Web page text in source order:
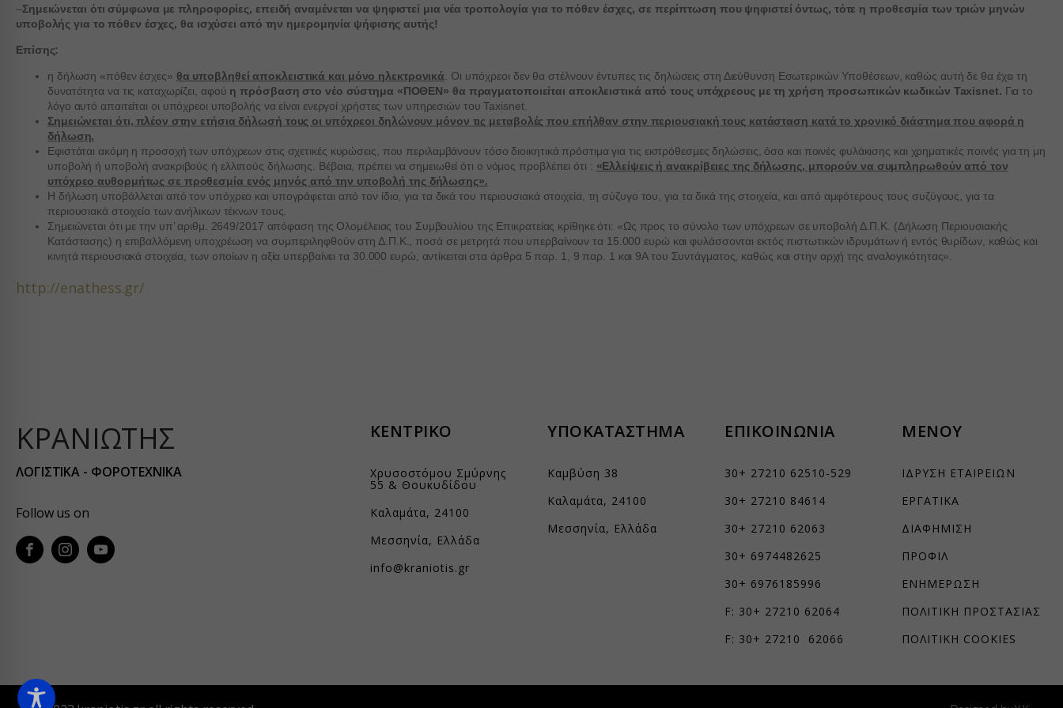
–Σημειώνεται ότι σύμφωνα με πληροφορίες, επειδή αναμένεται να ψηφιστεί μια νέα τροπολογία για το πόθεν έσχες, σε περίπτωση που ψηφιστεί όντως, τότε η προθεσμία των τριών μηνών
υποβολής για το πόθεν έσχες, θα ισχύσει από την ημερομηνία ψήφισης αυτής!
Επίσης:
η δήλωση «πόθεν έσχες» θα υποβληθεί αποκλειστικά και μόνο ηλεκτρονικά. Οι υπόχρεοι δεν θα στέλνουν έντυπες τις δηλώσεις στη Διεύθυνση Εσωτερικών Υποθέσεων, καθώς αυτή δε θα έχει τη
δυνατότητα να τις καταχωρίζει, αφού η πρόσβαση στο νέο σύστημα «ΠΟΘΕΝ» θα πραγματοποιείται αποκλειστικά από τους υπόχρεους με τη χρήση προσωπικών κωδικών Taxisnet. Για το
λόγο αυτό απαιτείται οι υπόχρεοι υποβολής να είναι ενεργοί χρήστες των υπηρεσιών του Taxisnet.
Σημειώνεται ότι, πλέον στην ετήσια δήλωσή τους οι υπόχρεοι δηλώνουν μόνον τις μεταβολές που επήλθαν στην περιουσιακή τους κατάσταση κατά το χρονικό διάστημα που αφορά η
δήλωση.
Εφιστάται ακόμη η προσοχή των υπόχρεων στις σχετικές κυρώσεις, που περιλαμβάνουν τόσο διοικητικά πρόστιμα για τις εκπρόθεσμες δηλώσεις, όσο και ποινές φυλάκισης και χρηματικές ποινές για τη μη
υποβολή ή υποβολή ανακριβούς ή ελλιπούς δήλωσης. Βέβαια, πρέπει να σημειωθεί ότι ο νόμος προβλέπει ότι : «Ελλείψεις ή ανακρίβειες της δήλωσης, μπορούν να συμπληρωθούν από τον
υπόχρεο αυθορμήτως σε προθεσμία ενός μηνός από την υποβολή της δήλωσης».
Η δήλωση υποβάλλεται από τον υπόχρεο και υπογράφεται από τον ίδιο, για τα δικά του περιουσιακά στοιχεία, τη σύζυγο του, για τα δικά της στοιχεία, και από αμφότερους τους συζύγους, για τα
περιουσιακά στοιχεία των ανήλικων τέκνων τους.
Σημειώνεται ότι με την υπ’ αριθμ. 2649/2017 απόφαση της Ολομέλειας του Συμβουλίου της Επικρατείας κρίθηκε ότι: «Ως προς το σύνολο των υπόχρεων σε υποβολή Δ.Π.Κ. (Δήλωση Περιουσιακής
Κατάστασης) η επιβαλλόμενη υποχρέωση να συμπεριληφθούν στη Δ.Π.Κ., ποσά σε μετρητά που υπερβαίνουν τα 15.000 ευρώ και φυλάσσονται εκτός πιστωτικών ιδρυμάτων ή εντός θυρίδων, καθώς και
κινητά περιουσιακά στοιχεία, των οποίων η αξία υπερβαίνει τα 30.000 ευρώ, αντίκειται στα άρθρα 5 παρ. 1, 9 παρ. 1 και 9Α του Συντάγματος, καθώς και στην αρχή της αναλογικότητας».
http://enathess.gr/
ΚΡΑΝΙΩΤΗΣ
ΛΟΓΙΣΤΙΚΑ - ΦΟΡΟΤΕΧΝΙΚΑ
Follow us on
ΚΕΝΤΡΙΚΟ
Χρυσοστόμου Σμύρνης
55 & Θουκυδίδου
Καλαμάτα, 24100
Μεσσηνία, Ελλάδα
info@kraniotis.gr
ΥΠΟΚΑΤΑΣΤΗΜΑ
Καμβύση 38
Καλαμάτα, 24100
Μεσσηνία, Ελλάδα
ΕΠΙΚΟΙΝΩΝΙΑ
30+ 27210 62510-529
30+ 27210 84614
30+ 27210 62063
30+ 6974482625
30+ 6976185996
F: 30+ 27210 62064
F: 30+ 27210 62066
ΜΕΝΟΥ
ΙΔΡΥΣΗ ΕΤΑΙΡΕΙΩΝ
ΕΡΓΑΤΙΚΑ
ΔΙΑΦΗΜΙΣΗ
ΠΡΟΦΙΛ
ΕΝΗΜΕΡΩΣΗ
ΠΟΛΙΤΙΚΗ ΠΡΟΣΤΑΣΙΑΣ
ΠΟΛΙΤΙΚΗ COOKIES
woocommerce_items_in_cart
wordpress_logged_in_*
wp_woocommerce_session_*
wp-settings-*
wp-settings-time-*
wp-wpml_current_admin_language_*
wp-wpml_current_language
services.kraniotis.gr
www.services.kraniotis.gr
_ga
mp_*_mixpanel
sbjs_current
sbjs_current_add
sbjs_first
sbjs_first_add
sbjs_migrations
sbjs_session
sbjs_udata
Marketing
Marketing services are used by third-party advertisers or publishers to display personalized
_fbc
_fbp
connect.facebook.net
Media
These cookies and services are necessary to display certain media elements, such as
embedded videos, maps, social media posts, etc.
fonts.googleapis.com
fonts.gstatic.com
www.facebook.com
www.google.com
Other services
This category includes all cookies, domains, and services that do not fall into the other
specified categories or have not been explicitly categorized.
*_current_step
embed.aidaform.com
kraniotis-gr.themebook.cloud
o197999.ingest.sentry.io
services.kraniotis.gr